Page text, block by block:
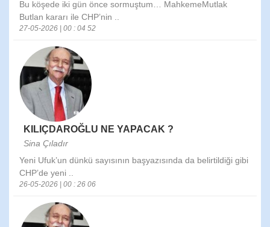
Bu köşede iki gün önce sormuştum… MahkemeMutlak
Butlan kararı ile CHP’nin ..
27-05-2026 | 00 : 04 52
KILIÇDAROĞLU NE YAPACAK ?
Sina Çıladır
Yeni Ufuk’un dünkü sayısının başyazısında da belirtildiği gibi
CHP’de yeni ..
26-05-2026 | 00 : 26 06